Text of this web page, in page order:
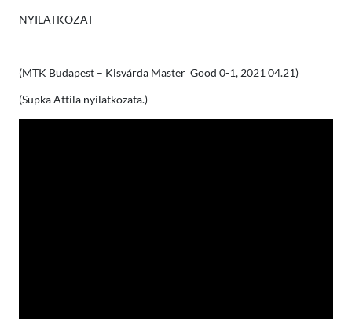
NYILATKOZAT
(MTK Budapest – Kisvárda Master Good 0-1, 2021 04.21)
(Supka Attila nyilatkozata.)